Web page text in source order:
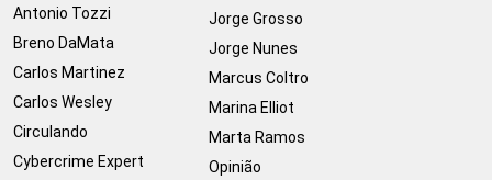
Antonio Tozzi
Breno DaMata
Carlos Martinez
Carlos Wesley
Circulando
Cybercrime Expert
Jorge Grosso
Jorge Nunes
Marcus Coltro
Marina Elliot
Marta Ramos
Opinião